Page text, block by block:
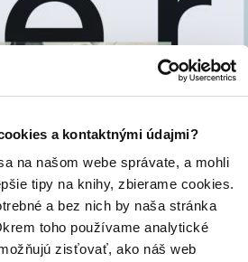
a kontaktnými údajmi?
na našom webe správate, a mohli
tipy na knihy, zbierame cookies.
a bez nich by naša stránka
toho používame analytické
zisťovať, ako náš web